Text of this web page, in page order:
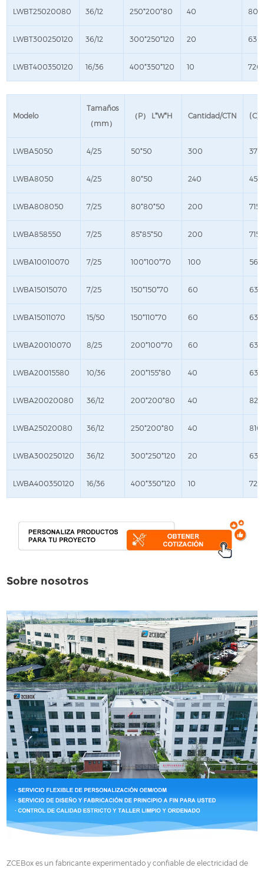
LWBT25020080 36/12 250*200*80 40
LWBT300250120 36/12 300*250*120 20
LWBT400350120 16/36 400*350*120 10
Modelo
Tamaños
（mm）
（P） L*W*H Cantidad/CTN (C)
LWBA5050 4/25 50*50 300
LWBA8050 4/25 80*50 240
LWBA808050 7/25 80*80*50 200
LWBA858550 7/25 85*85*50 200
LWBA10010070 7/25 100*100*70 100
LWBA15015070 7/25 150*150*70 60
LWBA15011070 15/50 150*110*70 60
LWBA20010070 8/25 200*100*70 60
LWBA20015580 10/36 200*155*80 40
LWBA20020080 36/12 200*200*80 40
LWBA25020080 36/12 250*200*80 40
LWBA300250120 36/12 300*250*120 20
LWBA400350120 16/36 400*350*120 10
Sobre nosotros
ZCEBox es un fabricante experimentado y confiable de electricidad de